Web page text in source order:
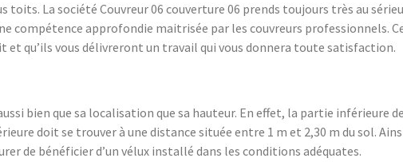
La société Couvreur 06 couverture 06 prends toujours très au
compétence approfondie maitrisée par les couvreurs professionnels.
qu’ils vous délivreront un travail qui vous donnera toute satisfaction.
bien que sa localisation que sa hauteur. En effet, la partie inférieure
doit se trouver à une distance située entre 1 m et 2,30 m du sol.
de bénéficier d’un vélux installé dans les conditions adéquates.